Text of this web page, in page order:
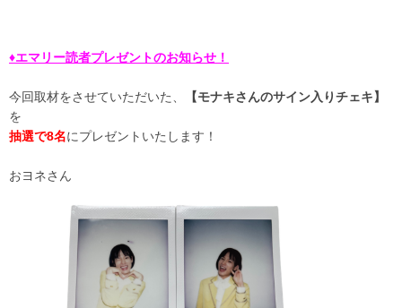
♦エマリー読者プレゼントのお知らせ！
今回取材をさせていただいた、 【モナキさんのサイン入りチェキ】
を
抽選で8名にプレゼントいたします！
おヨネさん